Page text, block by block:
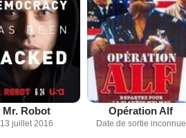
Mr. Robot
13 juillet 2016
Opération Alf
Date de sortie inconnue